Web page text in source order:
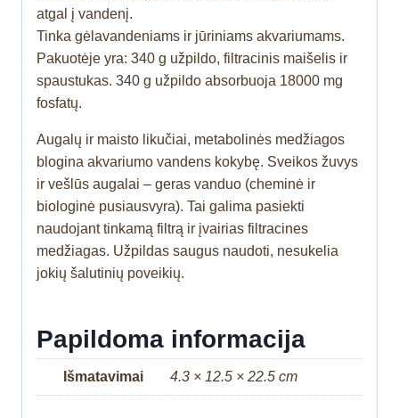
atgal į vandenį.
Tinka gėlavandeniams ir jūriniams akvariumams.
Pakuotėje yra: 340 g užpildo, filtracinis maišelis ir
spaustukas. 340 g užpildo absorbuoja 18000 mg
fosfatų.
Augalų ir maisto likučiai, metabolinės medžiagos
blogina akvariumo vandens kokybę. Sveikos žuvys
ir vešlūs augalai – geras vanduo (cheminė ir
biologinė pusiausvyra). Tai galima pasiekti
naudojant tinkamą filtrą ir įvairias filtracines
medžiagas. Užpildas saugus naudoti, nesukelia
jokių šalutinių poveikių.
Papildoma informacija
Išmatavimai 4.3 × 12.5 × 22.5 cm